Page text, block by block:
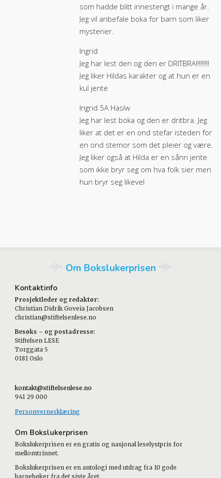
som hadde blitt innestengt i mange år.
Jeg vil anbefale boka for barn som liker
mysterier.
Ingrid
Jeg har lest den og den er DRITBRA!!!!!!!!!
Jeg liker Hildas karakter og at hun er en
kul jente
Ingrid 5A Haslw
Jeg har lest boka og den er dritbra. Jeg
liker at det er en ond stefar isteden for
en ond stemor som det pleier og være.
Jeg liker også at Hilda er en sånn jente
som ikke bryr seg om hva folk sier men
hun bryr seg likevel
Om Bokslukerprisen
Kontaktinfo
Prosjektleder og redaktør:
Christian Didrik Goveia Jacobsen
christian@stiftelsenlese.no
Besøks – og postadresse:
Stiftelsen LESE
Torggata 5
0181 Oslo
kontakt@stiftelsenlese.no
941 29 000
Personvernerklæring
Om Bokslukerprisen
Bokslukerprisen er en gratis og nasjonal leselystpris for
mellomtrinnet.
Bokslukerprisen er en antologi med utdrag fra 10 gode
barnebøker fra det siste året.